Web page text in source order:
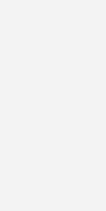
von COVID-Infektionen, die
haben. Es werden die
gerichtet sind, Betroffene
Begutachtung durch
Wer darf was
mit der Begutachtung
275 SGB V (MD) sind vielfältig
dabei nur in seltenen